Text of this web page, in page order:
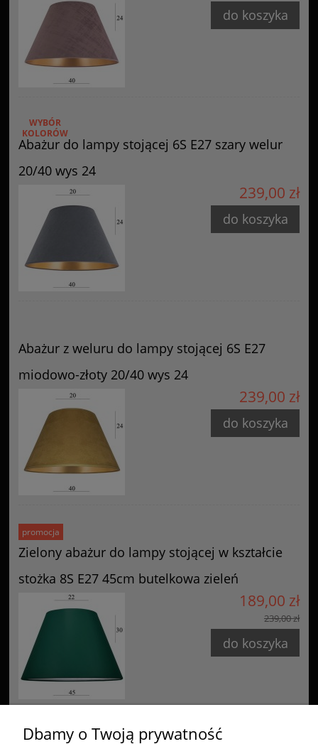
do koszyka
Abażur do lampy stojącej 6S E27 szary welur
20/40 wys 24
WYBÓR
KOLORÓW
239,00 zł
do koszyka
Abażur z weluru do lampy stojącej 6S E27
miodowo-złoty 20/40 wys 24
239,00 zł
do koszyka
Zielony abażur do lampy stojącej w kształcie
stożka 8S E27 45cm butelkowa zieleń
promocja
189,00 zł
239,00 zł
do koszyka
Dbamy o Twoją prywatność